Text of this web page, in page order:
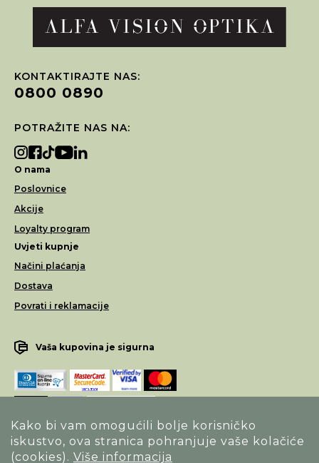
Kako bi vam omogućili bolje korisničko
iskustvo, ova stranica pohranjuje vaše kolačiće
(cookies). Više informacija
KONTAKTIRAJTE NAS:
0800 0890
POTRAŽITE NAS NA:
O nama
Poslovnice
Akcije
Loyalty program
Uvjeti kupnje
Načini plaćanja
Dostava
Povrati i reklamacije
Vaša kupovina je sigurna
Opći uvjeti poslovanja